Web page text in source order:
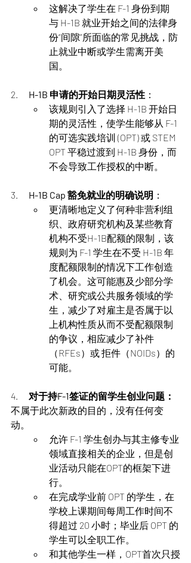
这解决了学生在 F-1 身份到期
与 H-1B 就业开始之间的法律身
份“间隙”所面临的常见挑战，防
止就业中断或学生需离开美
国。
2. H-1B 申请的开始日期灵活性 ：
该规则引入了选择 H-1B 开始日
期的灵活性，使学生能够从 F-1
的可选实践培训 (OPT) 或 STEM
OPT 平稳过渡到 H-1B 身份，而
不会导致工作授权的中断。
3. H-1B Cap 豁免就业的明确说明 ：
更清晰地定义了何种非营利组
织、政府研究机构及某些教育
机构不受H-1B配额的限制，该
规则为 F-1 学生在不受 H-1B 年
度配额限制的情况下工作创造
了机会。这可能惠及少部分学
术、研究或公共服务领域的学
生，减少了对雇主是否属于以
上机构性质从而不受配额限制
的争议，相应减少了补件
（RFEs）或 拒件（NOIDs）的
可能。
4. 对于持F-1签证的留学生创业问题：
不属于此次新政的目的，没有任何变
动。
允许 F-1 学生创办与其主修专业
领域直接相关的企业，但是创
业活动只能在OPT的框架下进
行。
在完成学业前 OPT 的学生，在
学校上课期间每周工作时间不
得超过 20 小时；毕业后 OPT 的
学生可以全职工作。
和其他学生一样，OPT首次只授